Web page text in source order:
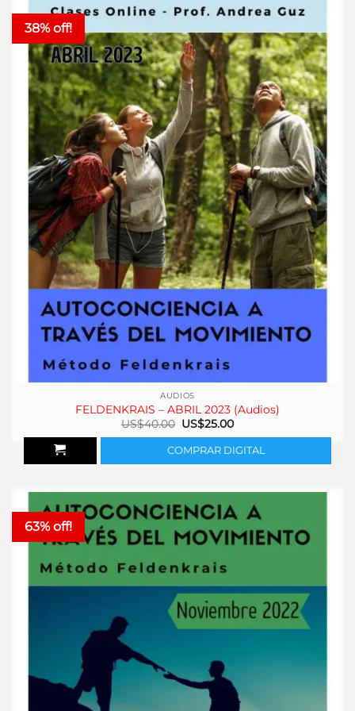
38% off!
AUDIOS
FELDENKRAIS – ABRIL 2023 (Audios)
US$40.00 El
precio
original
era:
US$40.00.
US$25.00El
actual
es:
US$25.00.
COMPRAR DIGITAL
63% off!